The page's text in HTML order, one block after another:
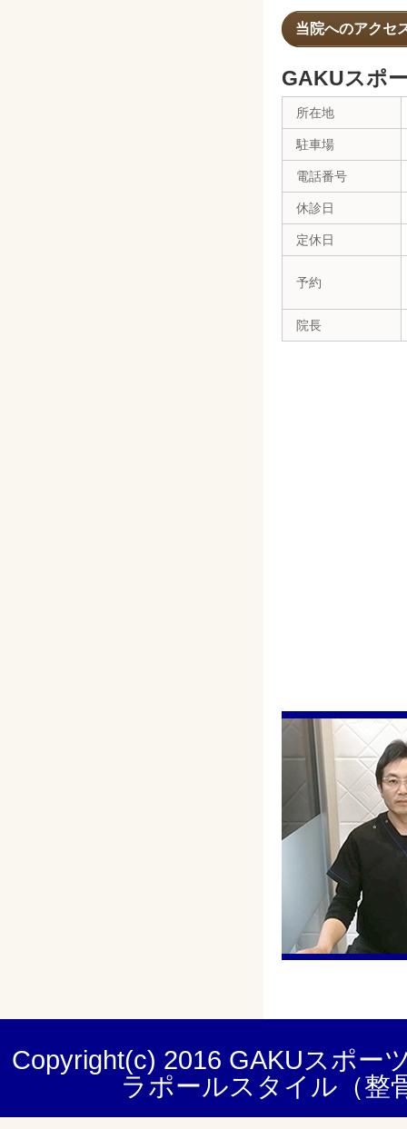
当院へのアクセ
GAKUスポ
所在地
駐車場
電話番号
休診日
定休日
予約
院長
Copyright(c) 2016 GAKUスポー
ラポールスタイル（整